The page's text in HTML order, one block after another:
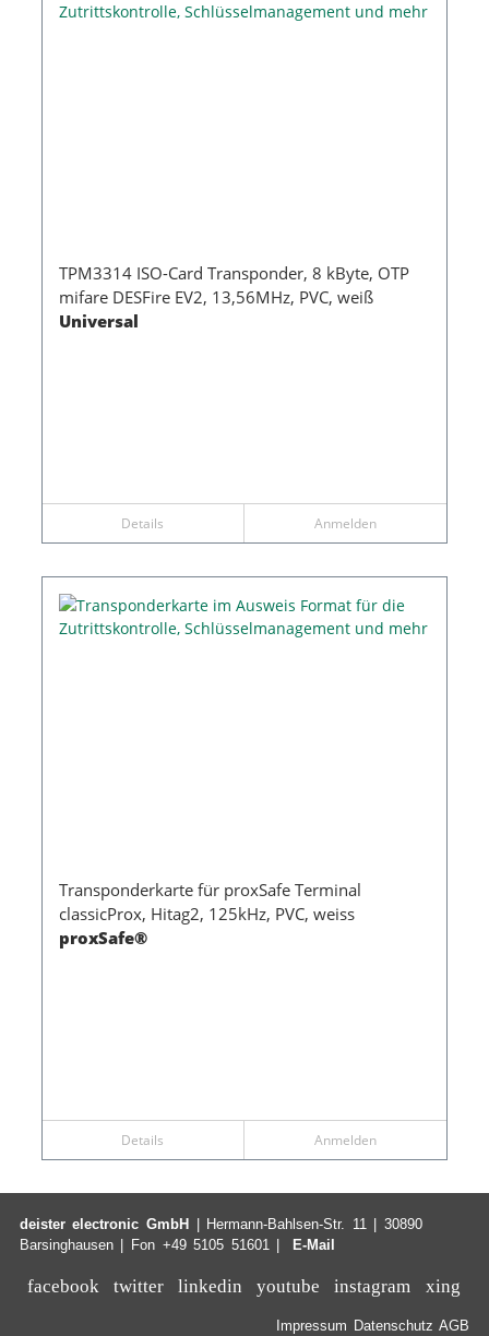
TPM3314 ISO-Card Transponder, 8 kByte, OTP
mifare DESFire EV2, 13,56MHz, PVC, weiß
Universal
Details Anmelden
Transponderkarte für proxSafe Terminal
classicProx, Hitag2, 125kHz, PVC, weiss
proxSafe®
Details Anmelden
deister electronic GmbH
| Hermann-Bahlsen-Str. 11 | 30890
Barsinghausen | Fon +49 5105 51601 |
E-Mail
facebook twitter linkedin youtube instagram xing
Impressum Datenschutz AGB